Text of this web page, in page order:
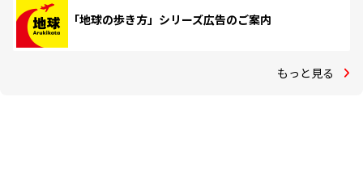
「地球の歩き方」シリーズ広告のご案内
もっと見る